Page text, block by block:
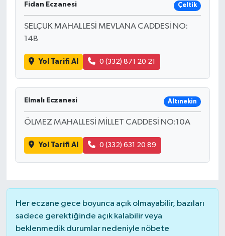
Fidan Eczanesi Çeltik
SELÇUK MAHALLESİ MEVLANA CADDESİ NO:
14B
Yol Tarifi Al 0 (332) 871 20 21
Elmalı Eczanesi Altınekin
ÖLMEZ MAHALLESİ MİLLET CADDESİ NO:10A
Yol Tarifi Al 0 (332) 631 20 89
Her eczane gece boyunca açık olmayabilir, bazıları
sadece gerektiğinde açık kalabilir veya
beklenmedik durumlar nedeniyle nöbete